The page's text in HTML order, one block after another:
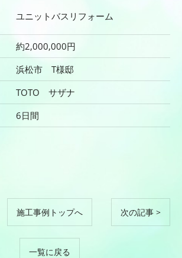
ユニットバスリフォーム
約2,000,000円
浜松市 T様邸
TOTO サザナ
6日間
施工事例トップへ 次の記事 >
一覧に戻る
何でもご相談ください！